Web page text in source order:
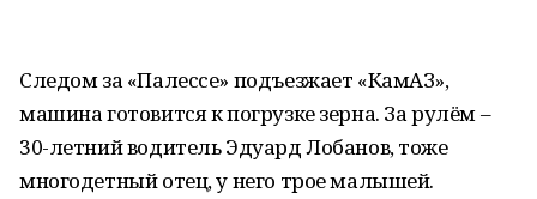
Следом за «Палессе» подъезжает «КамАЗ»,
машина готовится к погрузке зерна. За рулём –
30-летний водитель Эдуард Лобанов, тоже
многодетный отец, у него трое малышей.